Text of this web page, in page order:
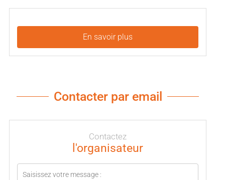
En savoir plus
Contacter par email
Contactez
l'organisateur